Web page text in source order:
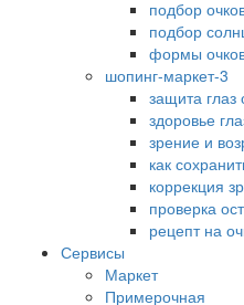
подбор
подбор
формы
шопинг-маркет-3
защита глаз
здоровье
зрение и
как
коррекция
проверка
рецепт на
Сервисы
Маркет
Примерочная